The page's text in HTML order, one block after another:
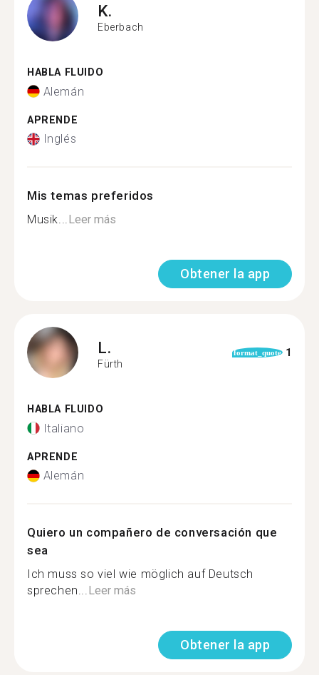
K.
Eberbach
HABLA FLUIDO
Alemán
APRENDE
Inglés
Mis temas preferidos
Musik...Leer más
Obtener la app
L.
Fürth
format_quote 1
HABLA FLUIDO
Italiano
APRENDE
Alemán
Quiero un compañero de conversación que
sea
Ich muss so viel wie möglich auf Deutsch
sprechen...Leer más
Obtener la app